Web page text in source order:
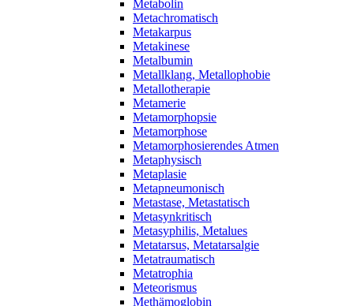
Metabolin
Metachromatisch
Metakarpus
Metakinese
Metalbumin
Metallklang, Metallophobie
Metallotherapie
Metamerie
Metamorphopsie
Metamorphose
Metamorphosierendes Atmen
Metaphysisch
Metaplasie
Metapneumonisch
Metastase, Metastatisch
Metasynkritisch
Metasyphilis, Metalues
Metatarsus, Metatarsalgie
Metatraumatisch
Metatrophia
Meteorismus
Methämoglobin